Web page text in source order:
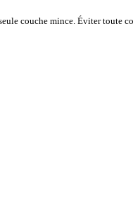
couche mince. Éviter toute